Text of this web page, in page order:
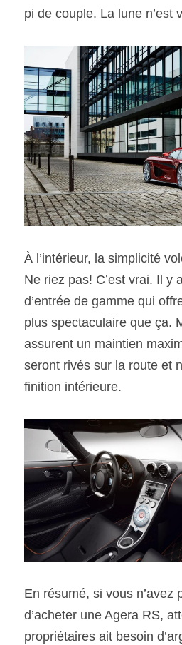
pi de couple. La lune n’est
À l’intérieur, la simplicité
Ne riez pas! C’est vrai. Il y
d’entrée de gamme qui
plus spectaculaire que ça.
assurent un maintien
seront rivés sur la route et
finition intérieure.
En résumé, si vous n’avez
d’acheter une Agera RS,
propriétaires ait besoin